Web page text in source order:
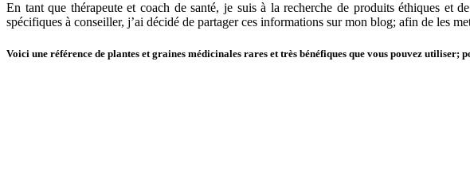
En tant que thérapeute et coach de santé, je suis à la recherche de produits éthiques et
spécifiques à conseiller, j’ai décidé de partager ces informations sur mon blog; afin de les
Voici une référence de plantes et graines médicinales rares et très bénéfiques que vous pouvez